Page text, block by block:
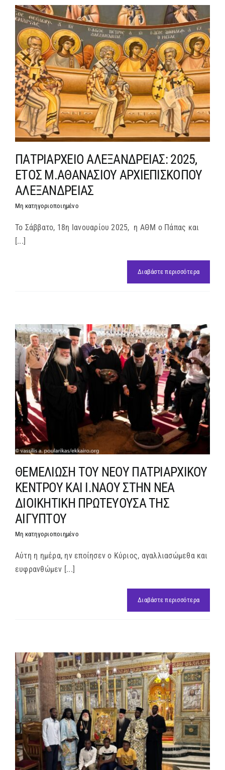
ΜΗΤΡΟΠΟΛΕΙΣ & ΕΠΙΣΚΟΠΕΣ
MEDIA
ΕΝΗΜΕΡΩΣΗ
ΣΥΝΔΕΣΕΙΣ
ΠΑΤΡΙΑΡΧΕΙΟ ΑΛΕΞΑΝΔΡΕΙΑΣ: 2025,
ΕΤΟΣ Μ.ΑΘΑΝΑΣΙΟΥ ΑΡΧΙΕΠΙΣΚΟΠΟΥ
ΑΛΕΞΑΝΔΡΕΙΑΣ
Μη κατηγοριοποιημένο
Το Σάββατο, 18η Ιανουαρίου 2025, η ΑΘΜ ο Πάπας και
[...]
Διαβάστε περισσότερα
ΘΕΜΕΛΙΩΣΗ ΤΟΥ ΝΕΟΥ ΠΑΤΡΙΑΡΧΙΚΟΥ
ΚΕΝΤΡΟΥ ΚΑΙ Ι.ΝΑΟΥ ΣΤΗΝ ΝΕΑ
ΔΙΟΙΚΗΤΙΚΗ ΠΡΩΤΕΥΟΥΣΑ ΤΗΣ
ΑΙΓΥΠΤΟΥ
Μη κατηγοριοποιημένο
Αύτη η ημέρα, ην εποίησεν ο Κύριος, αγαλλιασώμεθα και
ευφρανθώμεν [...]
Διαβάστε περισσότερα